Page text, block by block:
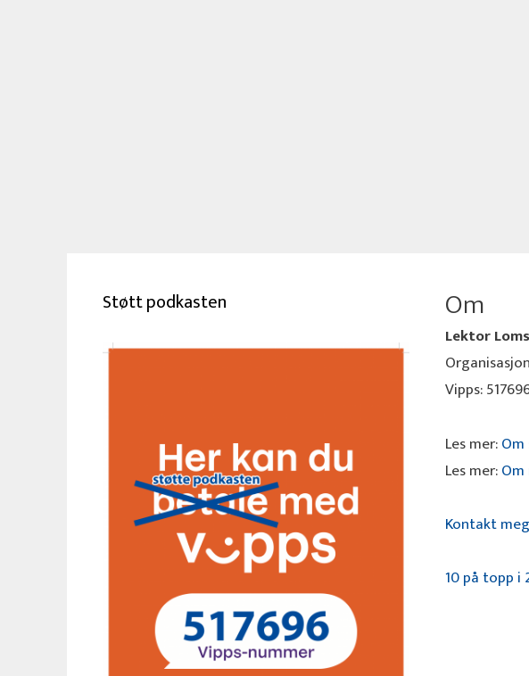
Støtt podkasten Om
Lektor
Vipps:
Les mer:
Les mer:
Kontakt meg
10 på topp i